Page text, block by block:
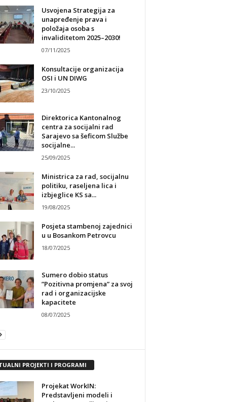
Usvojena Strategija za
unapređenje prava i
položaja osoba s
invaliditetom 2025–2030!
07/11/2025
Konsultacije organizacija
OSI i UN DIWG
23/10/2025
Direktorica Kantonalnog
centra za socijalni rad
Sarajevo sa šeficom Službe
socijalne...
25/09/2025
Ministrica za rad, socijalnu
politiku, raseljena lica i
izbjeglice KS sa...
19/08/2025
Posjeta stambenoj zajednici
u u Bosankom Petrovcu
18/07/2025
Sumero dobio status
”Pozitivna promjena” za svoj
rad i organizacijske
kapacitete
08/07/2025
PROJEKTI I PROGRAMI
Projekat WorkIN:
Predstavljeni modeli i